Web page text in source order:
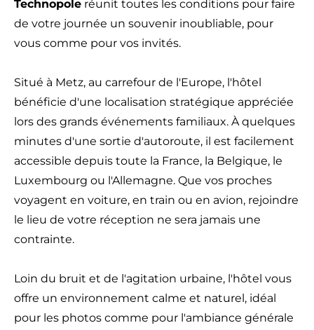
Technopole réunit toutes les conditions pour faire
de votre journée un souvenir inoubliable, pour
vous comme pour vos invités.
Situé à Metz, au carrefour de l'Europe, l'hôtel
bénéficie d'une localisation stratégique appréciée
lors des grands événements familiaux. À quelques
minutes d'une sortie d'autoroute, il est facilement
accessible depuis toute la France, la Belgique, le
Luxembourg ou l'Allemagne. Que vos proches
voyagent en voiture, en train ou en avion, rejoindre
le lieu de votre réception ne sera jamais une
contrainte.
Loin du bruit et de l'agitation urbaine, l'hôtel vous
offre un environnement calme et naturel, idéal
pour les photos comme pour l'ambiance générale